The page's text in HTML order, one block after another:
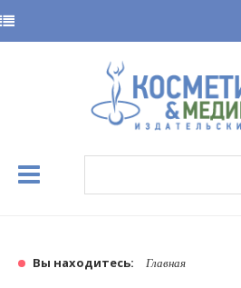
Вы находитесь: Главная